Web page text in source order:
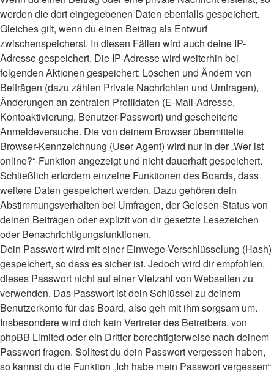
werden die dort eingegebenen Daten ebenfalls gespeichert.
Gleiches gilt, wenn du einen Beitrag als Entwurf
zwischenspeicherst. In diesen Fällen wird auch deine IP-
Adresse gespeichert. Die IP-Adresse wird weiterhin bei
folgenden Aktionen gespeichert: Löschen und Ändern von
Beiträgen (dazu zählen Private Nachrichten und Umfragen),
Änderungen an zentralen Profildaten (E-Mail-Adresse,
Kontoaktivierung, Benutzer-Passwort) und gescheiterte
Anmeldeversuche. Die von deinem Browser übermittelte
Browser-Kennzeichnung (User Agent) wird nur in der „Wer ist
online?“-Funktion angezeigt und nicht dauerhaft gespeichert.
Schließlich erfordern einzelne Funktionen des Boards, dass
weitere Daten gespeichert werden. Dazu gehören dein
Abstimmungsverhalten bei Umfragen, der Gelesen-Status von
deinen Beiträgen oder explizit von dir gesetzte Lesezeichen
oder Benachrichtigungsfunktionen.
Dein Passwort wird mit einer Einwege-Verschlüsselung (Hash)
gespeichert, so dass es sicher ist. Jedoch wird dir empfohlen,
dieses Passwort nicht auf einer Vielzahl von Webseiten zu
verwenden. Das Passwort ist dein Schlüssel zu deinem
Benutzerkonto für das Board, also geh mit ihm sorgsam um.
Insbesondere wird dich kein Vertreter des Betreibers, von
phpBB Limited oder ein Dritter berechtigterweise nach deinem
Passwort fragen. Solltest du dein Passwort vergessen haben,
so kannst du die Funktion „Ich habe mein Passwort vergessen“